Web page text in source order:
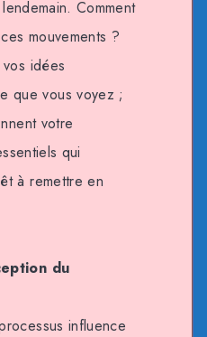
Comment
mouvements ?
idées
que vous voyez ;
votre
qui
à remettre en
du
influence